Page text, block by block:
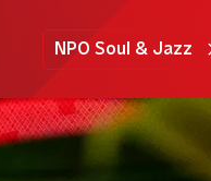
NPO Soul & Jazz